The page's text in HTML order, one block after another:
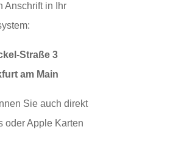
Anschrift in Ihr
Straße 3
am Main
Sie auch direkt
oder Apple Karten